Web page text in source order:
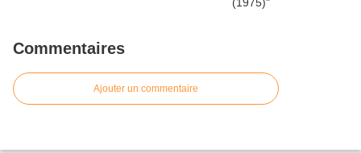
Commentaires
Ajouter un commentaire